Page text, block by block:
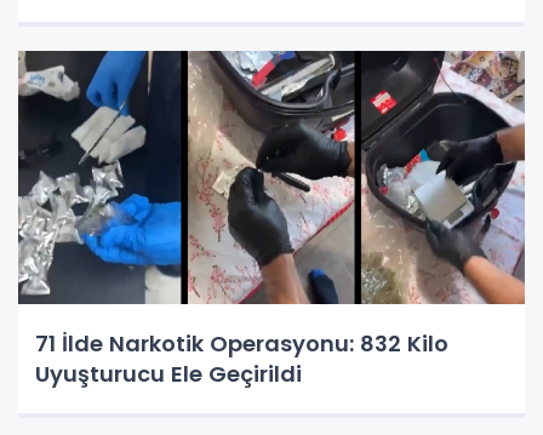
71 İlde Narkotik Operasyonu: 832 Kilo
Uyuşturucu Ele Geçirildi